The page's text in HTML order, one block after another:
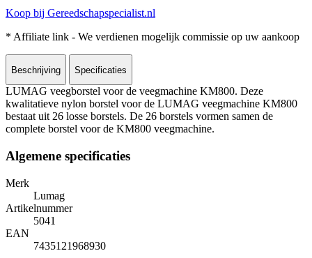
Koop bij Gereedschapspecialist.nl
* Affiliate link - We verdienen mogelijk commissie op uw aankoop
Beschrijving Specificaties
LUMAG veegborstel voor de veegmachine KM800. Deze
kwalitatieve nylon borstel voor de LUMAG veegmachine KM800
bestaat uit 26 losse borstels. De 26 borstels vormen samen de
complete borstel voor de KM800 veegmachine.
Algemene specificaties
Merk
Lumag
Artikelnummer
5041
EAN
7435121968930